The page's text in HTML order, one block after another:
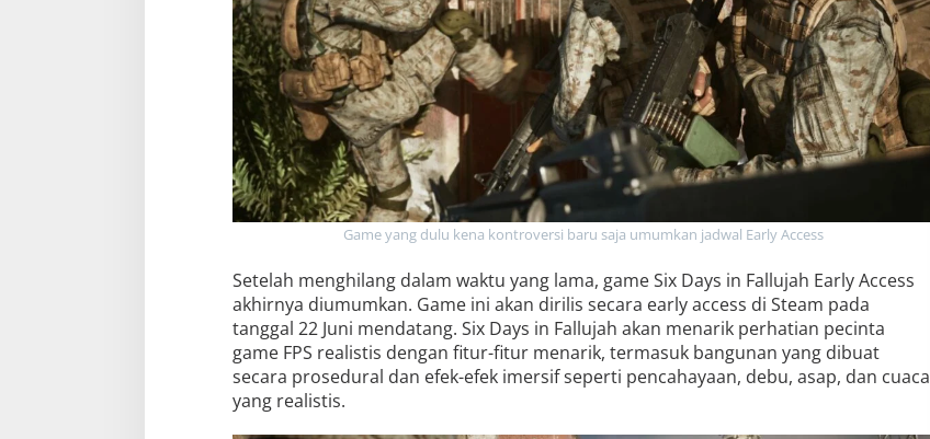
Game yang dulu kena kontroversi baru saja umumkan jadwal Early Access
Setelah menghilang dalam waktu yang lama, game Six Days in Fallujah Early Access
akhirnya diumumkan. Game ini akan dirilis secara early access di Steam pada
tanggal 22 Juni mendatang. Six Days in Fallujah akan menarik perhatian pecinta
game FPS realistis dengan fitur-fitur menarik, termasuk bangunan yang dibuat
secara prosedural dan efek-efek imersif seperti pencahayaan, debu, asap, dan cuaca
yang realistis.